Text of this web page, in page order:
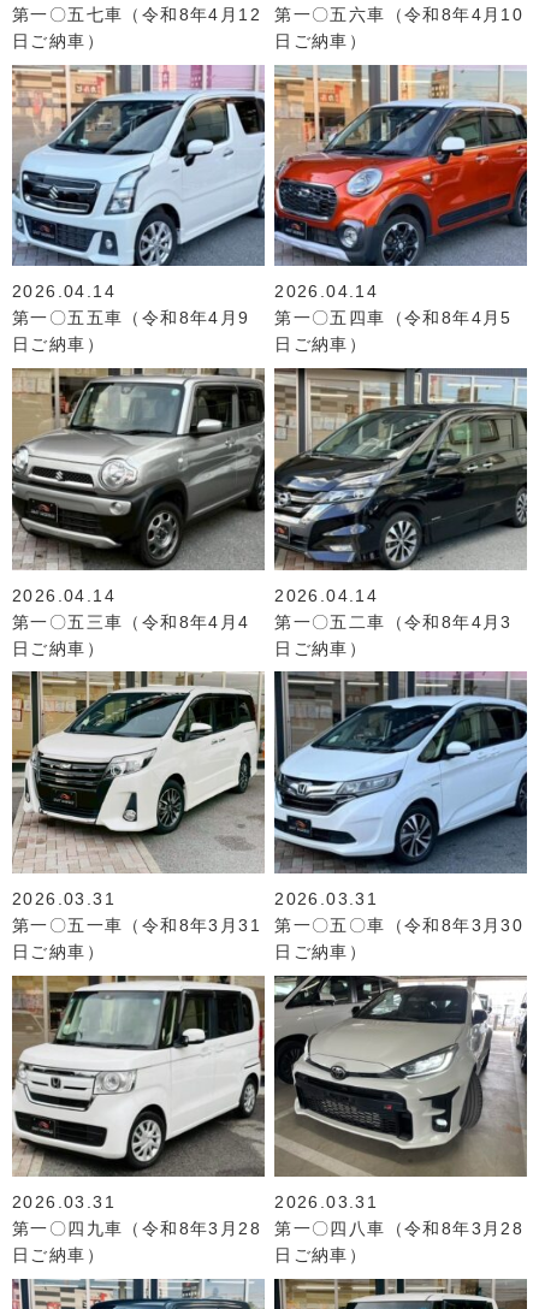
第一〇五七車（令和8年4月12
日ご納車）
第一〇五六車（令和8年4月10
日ご納車）
2026.04.14
第一〇五五車（令和8年4月9
日ご納車）
2026.04.14
第一〇五四車（令和8年4月5
日ご納車）
2026.04.14
第一〇五三車（令和8年4月4
日ご納車）
2026.04.14
第一〇五二車（令和8年4月3
日ご納車）
2026.03.31
第一〇五一車（令和8年3月31
日ご納車）
2026.03.31
第一〇五〇車（令和8年3月30
日ご納車）
2026.03.31
第一〇四九車（令和8年3月28
日ご納車）
2026.03.31
第一〇四八車（令和8年3月28
日ご納車）